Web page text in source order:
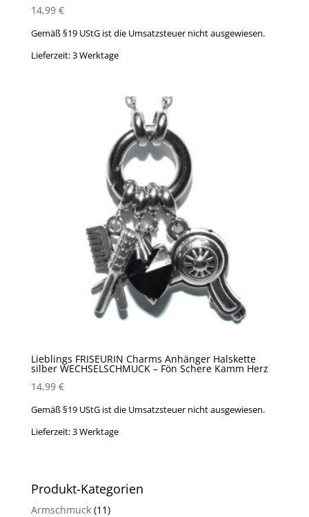
14,99 €
Gemäß §19 UStG ist die Umsatzsteuer nicht ausgewiesen.
Lieferzeit:3 Werktage
Lieblings FRISEURIN Charms Anhänger Halskette
silber WECHSELSCHMUCK – Fön Schere Kamm Herz
14,99 €
Gemäß §19 UStG ist die Umsatzsteuer nicht ausgewiesen.
Lieferzeit:3 Werktage
Produkt-Kategorien
Armschmuck (11)